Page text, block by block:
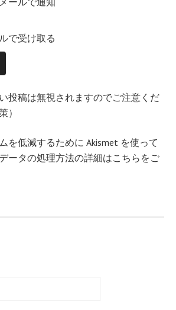
で受け取る
投稿は無視されますのでご注意くだ
）
を低減するために Akismet を使って
ータの処理方法の詳細はこちらをご